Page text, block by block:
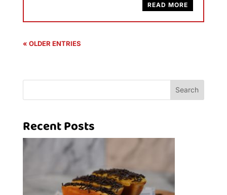
READ MORE
« OLDER ENTRIES
Search
Recent Posts